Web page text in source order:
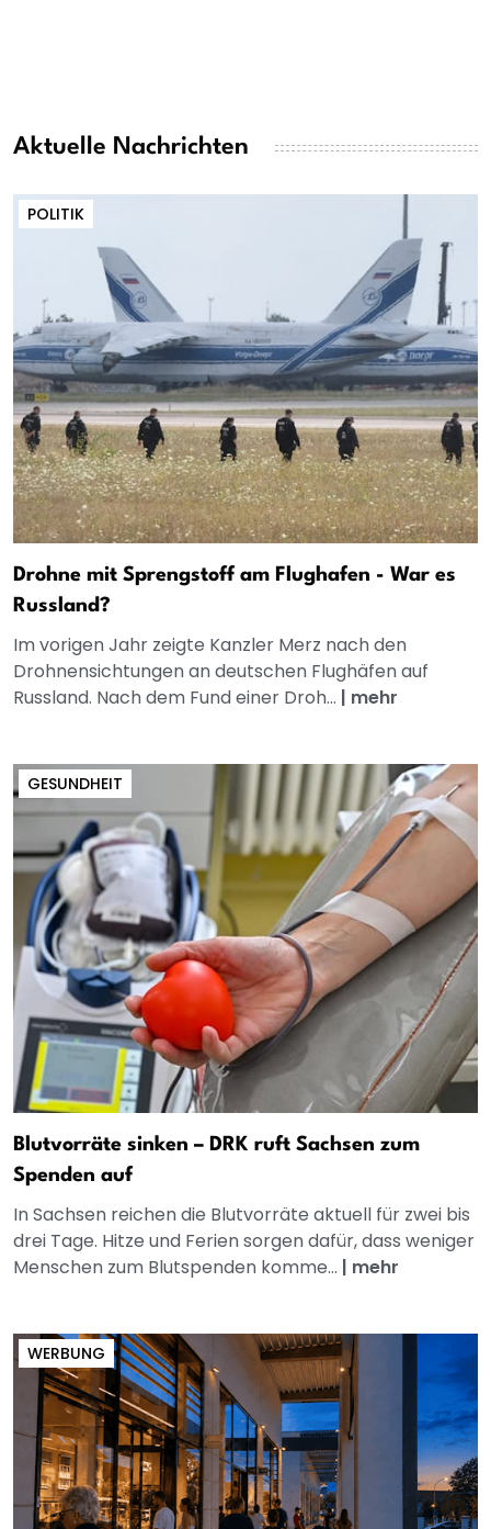
Aktuelle Nachrichten
POLITIK
Drohne mit Sprengstoff am Flughafen - War es
Russland?
Im vorigen Jahr zeigte Kanzler Merz nach den
Drohnensichtungen an deutschen Flughäfen auf
Russland. Nach dem Fund einer Droh... | mehr
GESUNDHEIT
Blutvorräte sinken – DRK ruft Sachsen zum
Spenden auf
In Sachsen reichen die Blutvorräte aktuell für zwei bis
drei Tage. Hitze und Ferien sorgen dafür, dass weniger
Menschen zum Blutspenden komme... | mehr
WERBUNG